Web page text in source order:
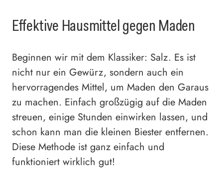
Effektive Hausmittel gegen Maden
Beginnen wir mit dem Klassiker: Salz. Es ist
nicht nur ein Gewürz, sondern auch ein
hervorragendes Mittel, um Maden den Garaus
zu machen. Einfach großzügig auf die Maden
streuen, einige Stunden einwirken lassen, und
schon kann man die kleinen Biester entfernen.
Diese Methode ist ganz einfach und
funktioniert wirklich gut!